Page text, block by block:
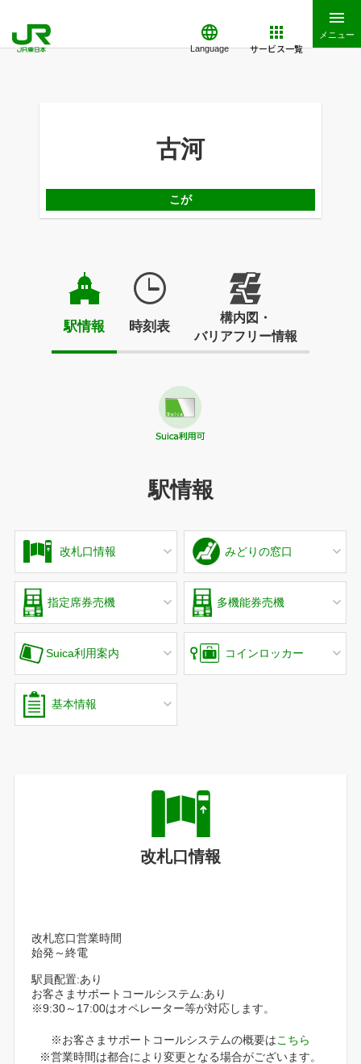
Language サービス一覧
メニュー
古河
こが
駅情報 時刻表
構内図・
バリアフリー情報
駅情報
改札口情報 みどりの窓口
指定席券売機 多機能券売機
Suica利用案内 コインロッカー
基本情報
改札口情報
改札窓口営業時間
始発～終電
駅員配置:あり
お客さまサポートコールシステム:あり
※9:30～17:00はオペレーター等が対応します。
※お客さまサポートコールシステムの概要はこちら
※営業時間は都合により変更となる場合がございます。